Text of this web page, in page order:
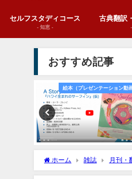
セルフスタディコース
- 知恵 -
古典翻訳
おすすめ記事
絵本（プレゼンテーション動
ホーム 雑誌 月刊・